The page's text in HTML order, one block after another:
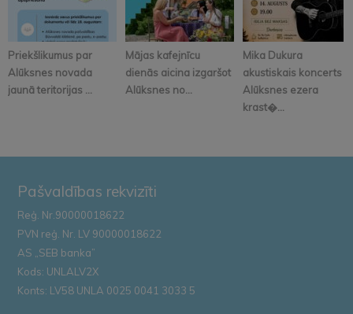
Priekšlikumus par
Alūksnes novada
jaunā teritorijas ...
Mājas kafejnīcu
dienās aicina izgaršot
Alūksnes no...
Mika Dukura
akustiskais koncerts
Alūksnes ezera
krast�...
Pašvaldības rekvizīti
Reģ. Nr.90000018622
PVN reģ. Nr. LV 90000018622
AS „SEB banka”
Kods: UNLALV2X
Konts: LV58 UNLA 0025 0041 3033 5